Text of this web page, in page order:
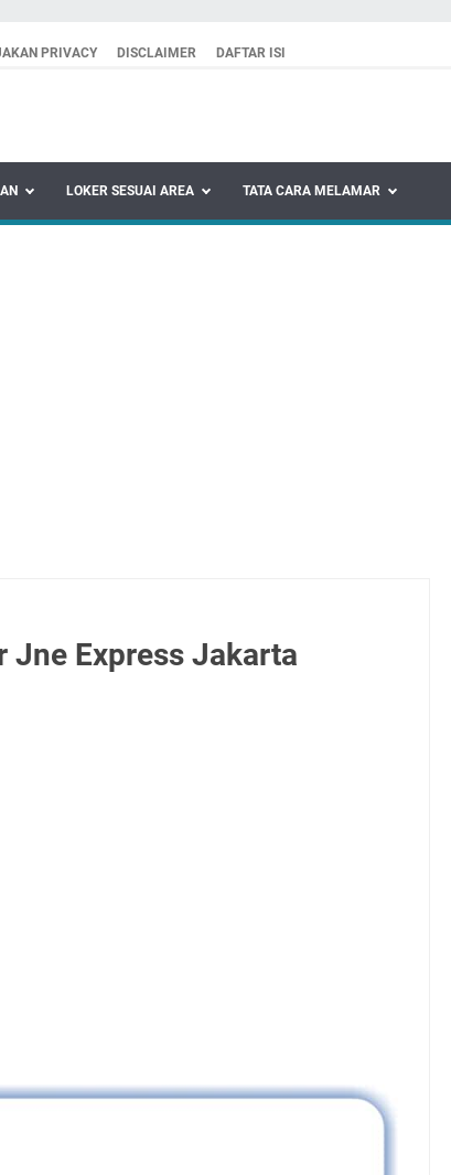
PRIVACY DISCLAIMER DAFTAR ISI
LOKER SESUAI AREA TATA CARA MELAMAR
Jne Express Jakarta